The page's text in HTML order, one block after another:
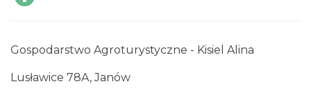
Gospodarstwo Agroturystyczne - Kisiel Alina
Lusławice 78A, Janów